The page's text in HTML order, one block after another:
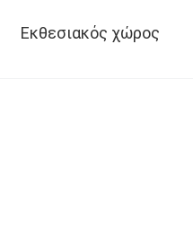
Εκθεσιακός χώρος